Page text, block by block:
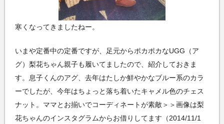
寒くなってきましたねー。
いまや定番中の定番ですが、足元からポカポカなUGG（ア
グ）梨花ちゃん親子も履いてましたので、紹介しておきま
す。息子くんのアグ、去年はたしか鮮やかなブルー系のカラ
ーでしたが、今年はちょっと落ち着いたキャメル色のチェス
ナット。ママとお揃いでコーディネートが素敵＞＞画像は梨
花ちゃんのインスタグラムからお借りしてます（2014/11/1